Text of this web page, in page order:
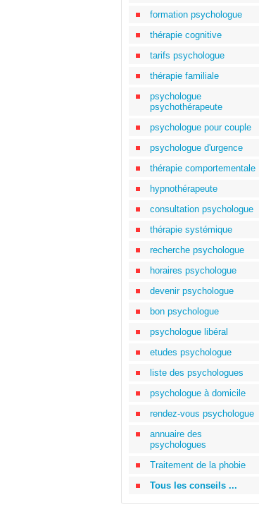
formation psychologue
thérapie cognitive
tarifs psychologue
thérapie familiale
psychologue
psychothérapeute
psychologue pour couple
psychologue d'urgence
thérapie comportementale
hypnothérapeute
consultation psychologue
thérapie systémique
recherche psychologue
horaires psychologue
devenir psychologue
bon psychologue
psychologue libéral
etudes psychologue
liste des psychologues
psychologue à domicile
rendez-vous psychologue
annuaire des
psychologues
Traitement de la phobie
Tous les conseils ...